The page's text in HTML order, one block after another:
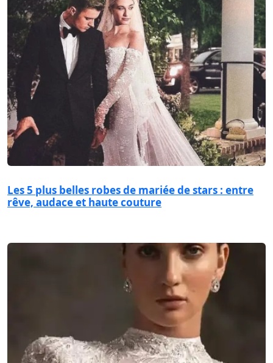
Les 5 plus belles robes de mariée de stars : entre
rêve, audace et haute couture